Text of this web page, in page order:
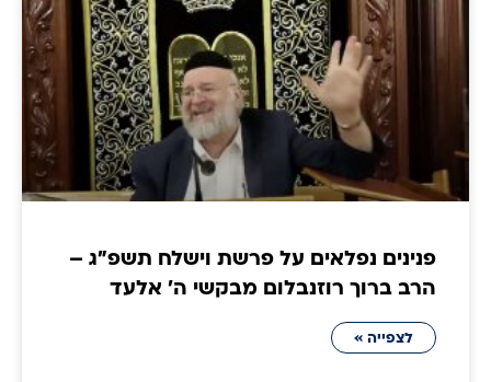
פנינים נפלאים על פרשת וישלח תשפ״ג –
הרב ברוך רוזנבלום מבקשי ה' אלעד
לצפייה »